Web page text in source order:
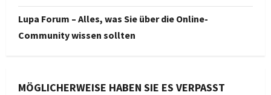
Lupa Forum – Alles, was Sie über die Online-
Community wissen sollten
MÖGLICHERWEISE HABEN SIE ES VERPASST